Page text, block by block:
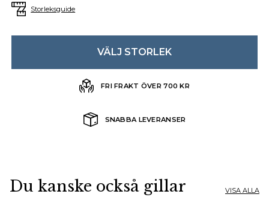
Storleksguide
VÄLJ STORLEK
FRI FRAKT ÖVER 700 KR
SNABBA LEVERANSER
Du kanske också gillar VISA ALLA